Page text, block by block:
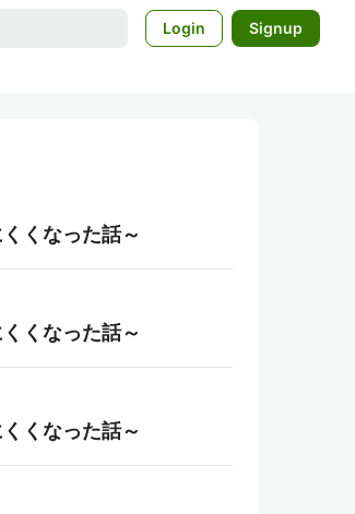
Login Signup
くなった話～
くなった話～
くなった話～